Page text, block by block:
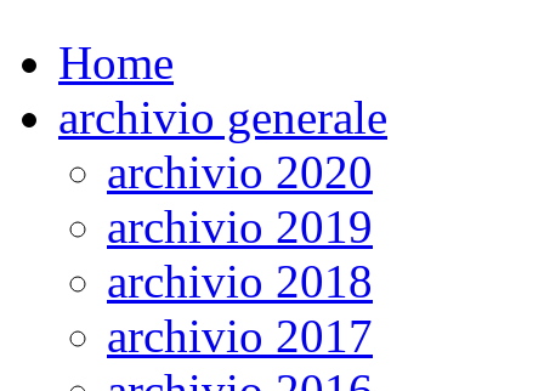
Home
archivio generale
archivio 2020
archivio 2019
archivio 2018
archivio 2017